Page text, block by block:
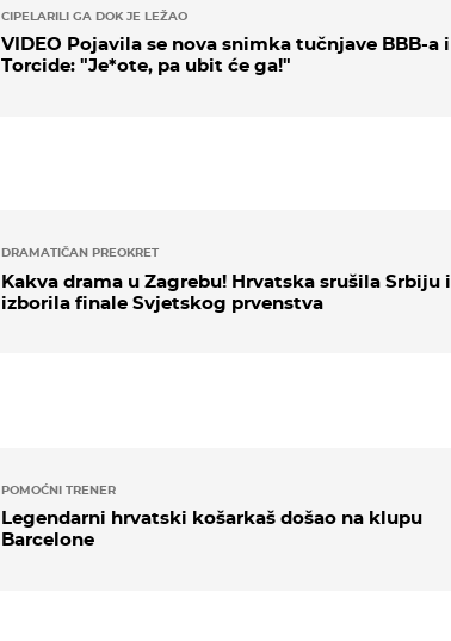
CIPELARILI GA DOK JE LEŽAO
VIDEO Pojavila se nova snimka tučnjave BBB-a i
Torcide: "Je*ote, pa ubit će ga!"
DRAMATIČAN PREOKRET
Kakva drama u Zagrebu! Hrvatska srušila Srbiju i
izborila finale Svjetskog prvenstva
POMOĆNI TRENER
Legendarni hrvatski košarkaš došao na klupu
Barcelone